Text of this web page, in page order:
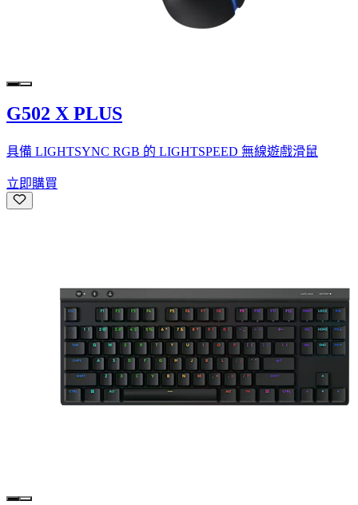
G502 X PLUS
具備 LIGHTSYNC RGB 的 LIGHTSPEED 無線遊戲滑鼠
立即購買